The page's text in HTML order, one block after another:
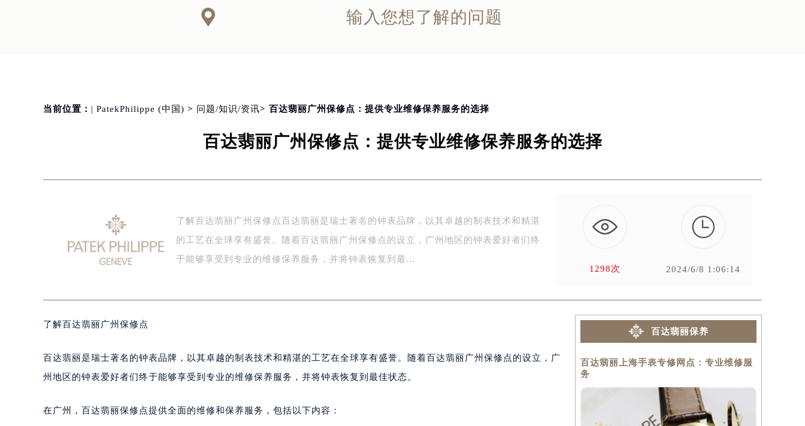
 输入您想了解的问题
当前位置： | PatekPhilippe (中国) > 问题/知识/资讯> 百达翡丽广州保修点：提供专业维修保养服务的选择
百达翡丽广州保修点：提供专业维修保养服务的选择
了解百达翡丽广州保修点百达翡丽是瑞士著名的钟表品牌，以其卓越的制表技术和精湛
的工艺在全球享有盛誉。随着百达翡丽广州保修点的设立，广州地区的钟表爱好者们终
于能够享受到专业的维修保养服务，并将钟表恢复到最…
1298次

2024/6/8 1:06:14
了解百达翡丽广州保修点
百达翡丽是瑞士著名的钟表品牌，以其卓越的制表技术和精湛的工艺在全球享有盛誉。随着百达翡丽广州保修点的设立，广
州地区的钟表爱好者们终于能够享受到专业的维修保养服务，并将钟表恢复到最佳状态。
在广州，百达翡丽保修点提供全面的维修和保养服务，包括以下内容：
百达翡丽保养
百达翡丽上海手表专修网点：专业维修服
务